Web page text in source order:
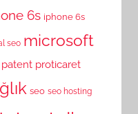
6s iphone 6s
seo microsoft
patent proticaret
seo seo hosting